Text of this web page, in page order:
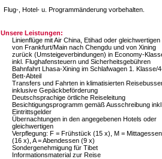
Flug-, Hotel- u. Programmänderung vorbehalten.
Unsere Leistungen:
Linienflüge mit Air China, Etihad oder gleichwertigen
von Frankfurt/Main nach Chengdu und von Xining
zurück (Umsteigeverbindungen) in Economy-
inkl. Flughafensteuern und Sicherheitsgebühren
Bahnfahrt Lhasa-Xining im Schlafwagen 1. Klasse/
Bett-Abteil
Transfers und Fahrten in klimatisierten
inklusive Gepäckbeförderung
Deutschsprachige örtliche Reiseleitung
Besichtigungsprogramm gemäß Ausschreibung
Eintrittsgelder
Übernachtungen in den angegebenen Hotels oder
gleichwertigen
Verpflegung: F = Frühstück (15 x), M = Mittag­essen
(16 x), A = Abendessen (9 x)
Sondergenehmigung für Tibet
Informationsmaterial zur Reise